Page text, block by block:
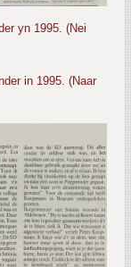
yn 1995. (Nei
in 1995. (Naar